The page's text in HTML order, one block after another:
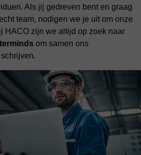
Als jij gedreven bent en graag
team, nodigen we je uit om onze
HACO zijn we altijd op zoek naar
om samen ons